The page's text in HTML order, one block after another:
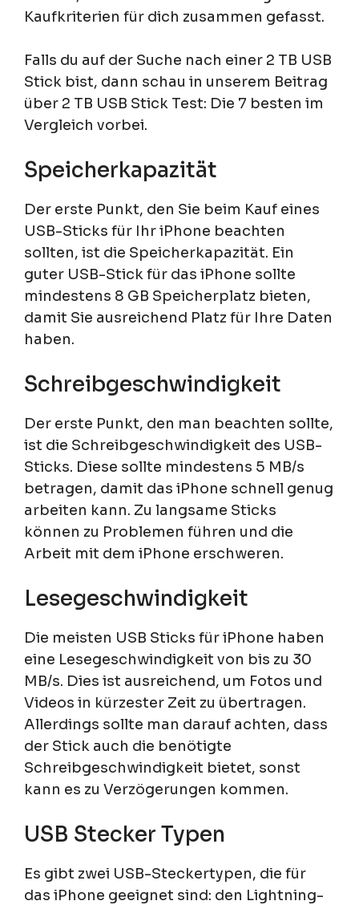
Kaufkriterien für dich zusammen gefasst.
Falls du auf der Suche nach einer 2 TB USB
Stick bist, dann schau in unserem Beitrag
über 2 TB USB Stick Test: Die 7 besten im
Vergleich vorbei.
Speicherkapazität
Der erste Punkt, den Sie beim Kauf eines
USB-Sticks für Ihr iPhone beachten
sollten, ist die Speicherkapazität. Ein
guter USB-Stick für das iPhone sollte
mindestens 8 GB Speicherplatz bieten,
damit Sie ausreichend Platz für Ihre Daten
haben.
Schreibgeschwindigkeit
Der erste Punkt, den man beachten sollte,
ist die Schreibgeschwindigkeit des USB-
Sticks. Diese sollte mindestens 5 MB/s
betragen, damit das iPhone schnell genug
arbeiten kann. Zu langsame Sticks
können zu Problemen führen und die
Arbeit mit dem iPhone erschweren.
Lesegeschwindigkeit
Die meisten USB Sticks für iPhone haben
eine Lesegeschwindigkeit von bis zu 30
MB/s. Dies ist ausreichend, um Fotos und
Videos in kürzester Zeit zu übertragen.
Allerdings sollte man darauf achten, dass
der Stick auch die benötigte
Schreibgeschwindigkeit bietet, sonst
kann es zu Verzögerungen kommen.
USB Stecker Typen
Es gibt zwei USB-Steckertypen, die für
das iPhone geeignet sind: den Lightning-